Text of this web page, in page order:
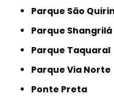
Parque São
Parque Shangrilá
Parque Taquaral
Parque Via Norte
Ponte Preta